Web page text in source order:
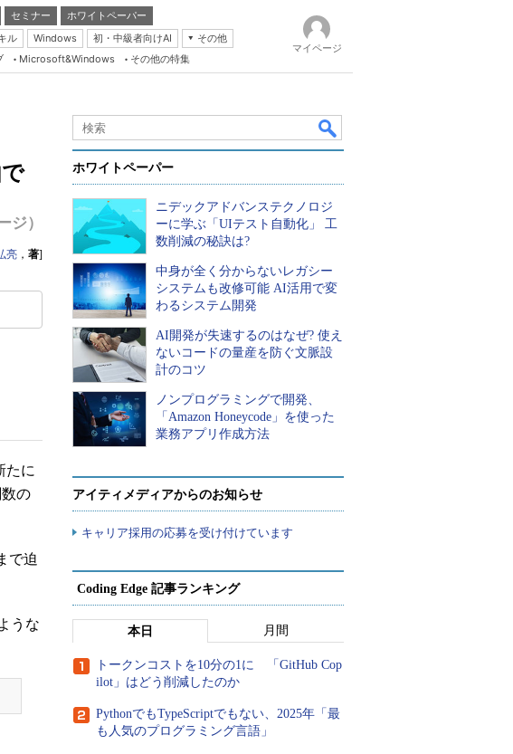
セミナー
ホワイトペーパー
ル Windows 初・中級者向けAI
その他
Server & Storage
Java Agile
Database Expert
Master of IP Network
Security & Trust
Test & Tools
Microsoft&Windows その他の特集
マイページ
ジ）
亮 ， 著]
たに
の
で迫
うな
ホワイトペーパー
ニデックアドバンステクノロジ
ーに学ぶ「UIテスト自動化」 工
数削減の秘訣は?
中身が全く分からないレガシー
システムも改修可能 AI活用で変
わるシステム開発
AI開発が失速するのはなぜ? 使え
ないコードの量産を防ぐ文脈設
計のコツ
ノンプログラミングで開発、
「Amazon Honeycode」を使った
業務アプリ作成方法
アイティメディアからのお知らせ
キャリア採用の応募を受け付けています
Coding Edge 記事ランキング
本日 月間
トークンコストを10分の1に 「GitHub Cop
ilot」はどう削減したのか
PythonでもTypeScriptでもない、2025年「最
も人気のプログラミング言語」